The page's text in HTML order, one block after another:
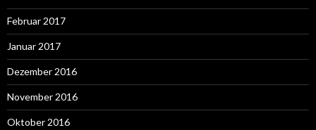
Februar 2017
Januar 2017
Dezember 2016
November 2016
Oktober 2016